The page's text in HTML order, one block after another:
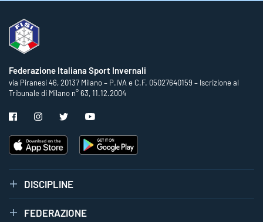
Federazione Italiana Sport Invernali
via Piranesi 46, 20137 Milano – P.IVA e C.F. 05027640159 – Iscrizione al
Tribunale di Milano n° 63, 11.12.2004
DISCIPLINE
FEDERAZIONE